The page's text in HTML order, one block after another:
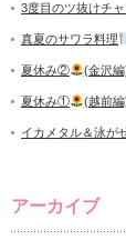
3度目のツ抜けチ
真夏のサワラ料理
夏休み② (金沢編
夏休み① (越前編
イカメタル＆泳が
アーカイブ